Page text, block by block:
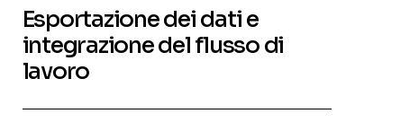
Esportazione dei dati e
integrazione del flusso di
lavoro